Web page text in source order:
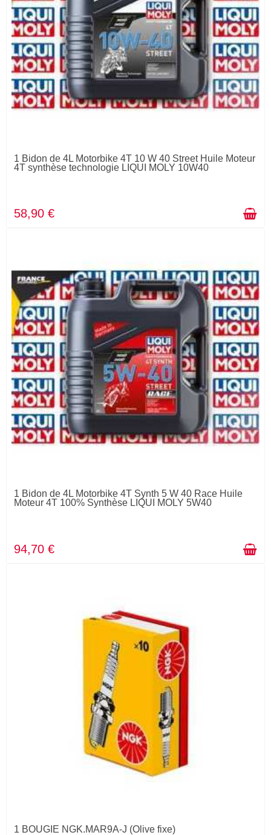
1 Bidon de 4L Motorbike 4T 10 W 40 Street Huile Moteur
4T synthèse technologie LIQUI MOLY 10W40
58,90 €
1 Bidon de 4L Motorbike 4T Synth 5 W 40 Race Huile
Moteur 4T 100% Synthèse LIQUI MOLY 5W40
94,70 €
1 BOUGIE NGK.MAR9A-J (Olive fixe)